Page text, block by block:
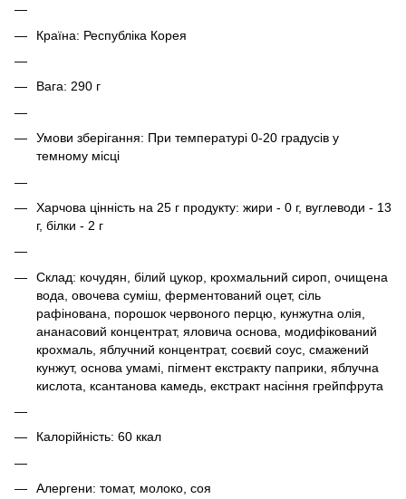
Країна: Республіка Корея
Вага: 290 г
Умови зберігання: При температурі 0-20 градусів у
темному місці
Харчова цінність на 25 г продукту: жири - 0 г, вуглеводи - 13
г, білки - 2 г
Склад: кочудян, білий цукор, крохмальний сироп, очищена
вода, овочева суміш, ферментований оцет, сіль
рафінована, порошок червоного перцю, кунжутна олія,
ананасовий концентрат, яловича основа, модифікований
крохмаль, яблучний концентрат, соєвий соус, смажений
кунжут, основа умамі, пігмент екстракту паприки, яблучна
кислота, ксантанова камедь, екстракт насіння грейпфрута
Калорійність: 60 ккал
Алергени: томат, молоко, соя